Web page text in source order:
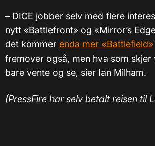
– DICE jobber selv med flere
nytt «Battlefront» og «Mirror’s
det kommer enda mer «Battlefield»
fremover også, men hva som skjer
bare vente og se, sier Ian Milham.
(PressFire har selv betalt reisen til